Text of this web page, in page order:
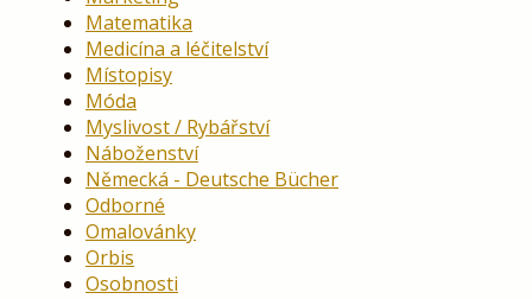
Matematika
Medicína a léčitelství
Místopisy
Móda
Myslivost / Rybářství
Náboženství
Německá - Deutsche Bücher
Odborné
Omalovánky
Orbis
Osobnosti